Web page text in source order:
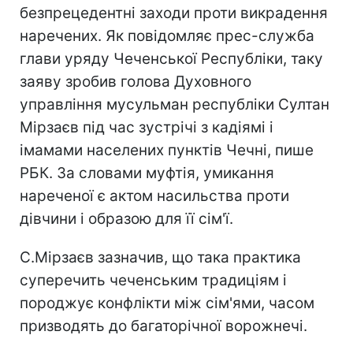
безпрецедентні заходи проти викрадення
наречених. Як повідомляє прес-служба
глави уряду Чеченської Республіки, таку
заяву зробив голова Духовного
управління мусульман республіки Султан
Мірзаєв під час зустрічі з кадіямі і
імамами населених пунктів Чечні, пише
РБК. За словами муфтія, умикання
нареченої є актом насильства проти
дівчини і образою для її сім'ї.
С.Мірзаєв зазначив, що така практика
суперечить чеченським традиціям і
породжує конфлікти між сім'ями, часом
призводять до багаторічної ворожнечі.